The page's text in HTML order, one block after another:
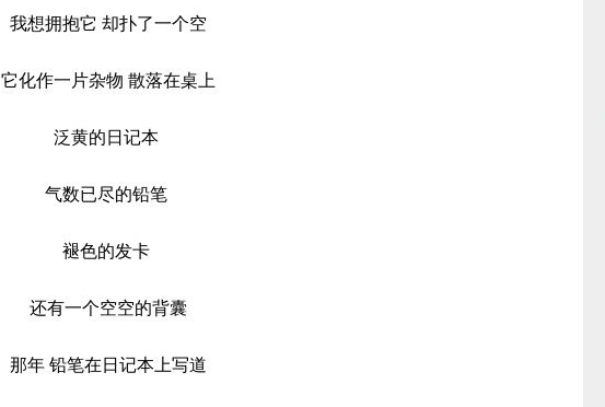
我想拥抱它 却扑了一个空
它化作一片杂物 散落在桌上
泛黄的日记本
气数已尽的铅笔
褪色的发卡
还有一个空空的背囊
那年 铅笔在日记本上写道